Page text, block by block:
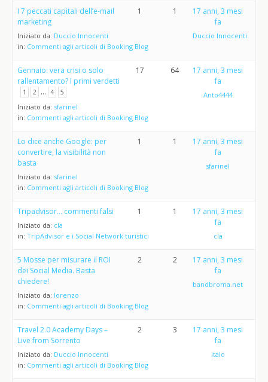
I 7 peccati capitali dell’e-mail
marketing
Iniziato da: Duccio Innocenti
in: Commenti agli articoli di Booking Blog
1 1
17 anni, 3 mesi
fa
Duccio Innocenti
Gennaio: vera crisi o solo
rallentamento? I primi verdetti
1 2 … 4 5
Iniziato da: sfarinel
in: Commenti agli articoli di Booking Blog
17 64
17 anni, 3 mesi
fa
Anto4444
Lo dice anche Google: per
convertire, la visibilità non
basta
Iniziato da: sfarinel
in: Commenti agli articoli di Booking Blog
1 1
17 anni, 3 mesi
fa
sfarinel
Tripadvisor… commenti falsi
Iniziato da: cla
in: TripAdvisor e i Social Network turistici
1 1
17 anni, 3 mesi
fa
cla
5 Mosse per misurare il ROI
dei Social Media. Basta
chiedere!
Iniziato da: lorenzo
in: Commenti agli articoli di Booking Blog
2 2
17 anni, 3 mesi
fa
bandbroma.net
Travel 2.0 Academy Days –
Live from Sorrento
Iniziato da: Duccio Innocenti
in: Commenti agli articoli di Booking Blog
2 3
17 anni, 3 mesi
fa
italo